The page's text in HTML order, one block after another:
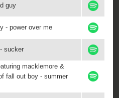
guy
- power over me
sucker
macklemore &
fall out boy - summer